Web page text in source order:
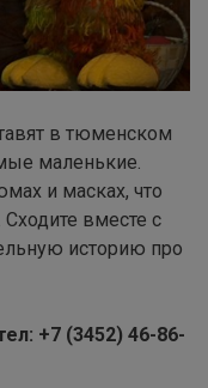
в тюменском
маленькие.
и масках, что
вместе с
историю про
+7 (3452) 46-86-